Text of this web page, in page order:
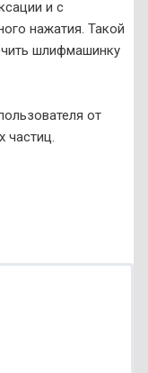
и с
нажатия. Такой
шлифмашинку
от
частиц.